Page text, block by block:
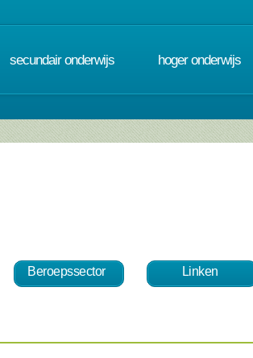
secundair onderwijs hoger onderwijs
Beroepssector Linken